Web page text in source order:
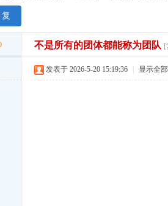
不是所有的团体都能称为团队
发表于 2026-5-20 15:19:36 显示全